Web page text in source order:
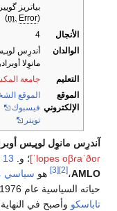
بياتريز
(
m. Error
)
الأنجال
4
الوالدان
أندرِس
مانوِلا
التعليم
جامعة
الموقع
الإلكتروني
الموقع
فيسبوك
تويتر
آندرِس مانوِل لوپـِس
ˈlopes oβɾaˈðoɾ] ؛ و. 13 نوفمبر
AMLO،[2]
[3] هو سياسي
حياته السياسية عام 1976 كعضو في
تاباسكو وأصبح في النهاية